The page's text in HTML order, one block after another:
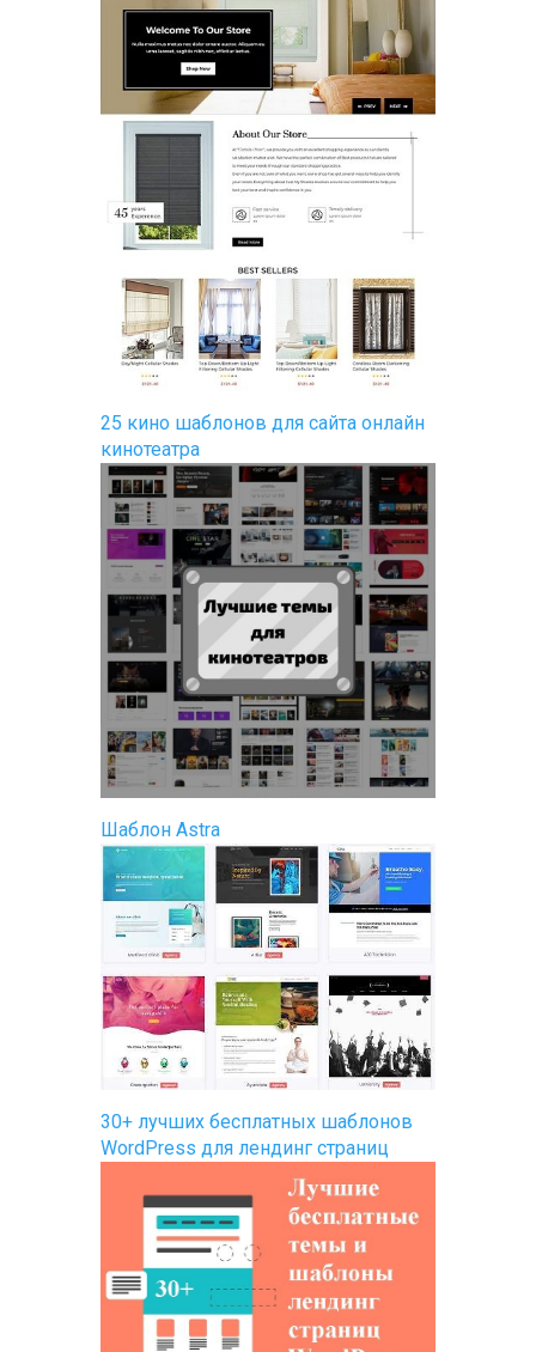
25 кино шаблонов для сайта онлайн
кинотеатра
Шаблон Astra
30+ лучших бесплатных шаблонов
WordPress для лендинг страниц